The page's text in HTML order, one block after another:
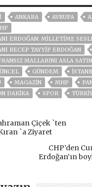
ANKARA AVRUPA
ERDOĞAN: MILLETIME
RECEP TAYYIP ERDOĞAN
MALLARINI ASLA
GÜNDEM
MAGAZİN MHP
DAKIKA SPOR
Çiçek `ten
`a Ziyaret
CHP’den
Erdoğan’ın